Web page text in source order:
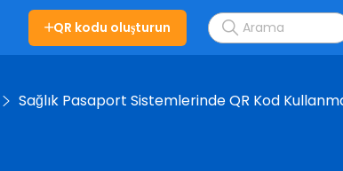
QR kodu oluşturun
Sağlık Pasaport Sistemlerinde QR Kod